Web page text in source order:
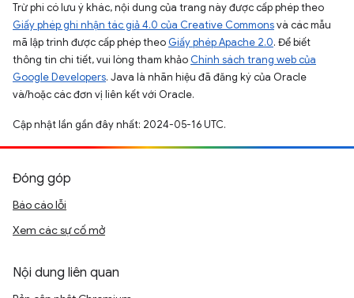
Trừ phi có lưu ý khác, nội dung của trang này được cấp phép theo
Giấy phép ghi nhận tác giả 4.0 của Creative Commonsvà các mẫu
mã lập trình được cấp phép theo Giấy phép Apache 2.0. Để biết
thông tin chi tiết, vui lòng tham khảo Chính sách trang web của
Google Developers. Java là nhãn hiệu đã đăng ký của Oracle
và/hoặc các đơn vị liên kết với Oracle.
Cập nhật lần gần đây nhất: 2024-05-16 UTC.
Đóng góp
Báo cáo lỗi
Xem các sự cố mở
Nội dung liên quan